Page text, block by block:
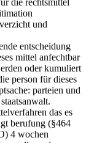
und
entscheidung
mittel anfechtbar
oder kumuliert
person für dieses
parteien und
das es
berufung (§464
4 wochen